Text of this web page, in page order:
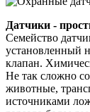
Датчики -
Семейство
установленный
клапан.
Не так сложно
животные,
источниками